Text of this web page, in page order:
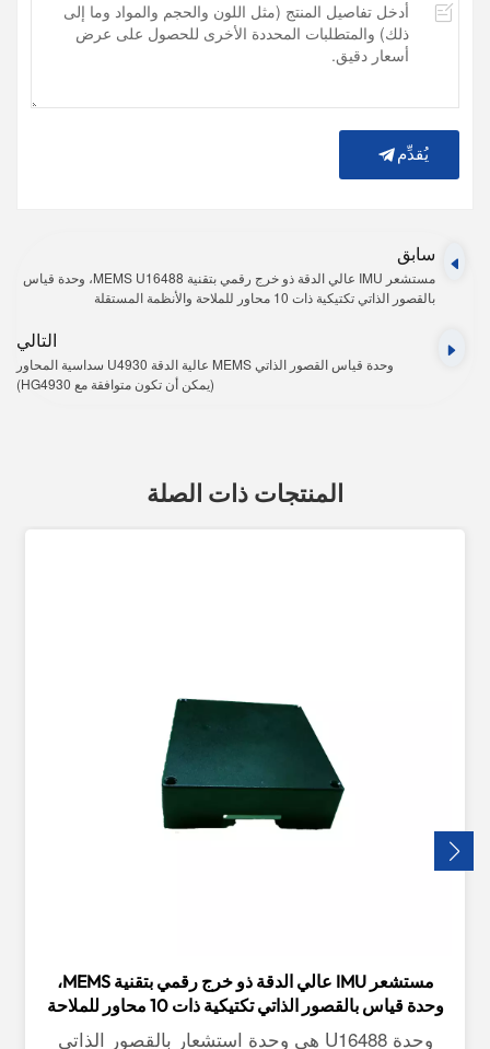
يُقدِّم
سابق
مستشعر IMU عالي الدقة ذو خرج رقمي بتقنية MEMS U16488، وحدة قياس
بالقصور الذاتي تكتيكية ذات 10 محاور للملاحة والأنظمة المستقلة
التالي
وحدة قياس القصور الذاتي MEMS عالية الدقة U4930 سداسية المحاور
(يمكن أن تكون متوافقة مع HG4930)
المنتجات ذات الصلة
مستشعر IMU عالي الدقة ذو خرج رقمي بتقنية MEMS،
وحدة قياس بالقصور الذاتي تكتيكية ذات 10 محاور للملاحة
والأنظمة المستقلة
وحدة U16488 هي وحدة استشعار بالقصور الذاتي